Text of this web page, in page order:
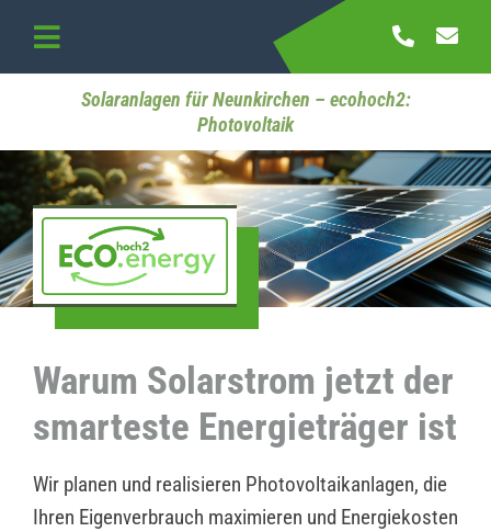
content
Toggle
Navigation
Startseite
Referenzen
Kontakt
Solaranlagen für Neunkirchen – ecohoch2:
Photovoltaik
Warum Solarstrom jetzt der
smarteste Energieträger ist
Wir planen und realisieren Photovoltaikanlagen, die
Ihren Eigenverbrauch maximieren und Energiekosten